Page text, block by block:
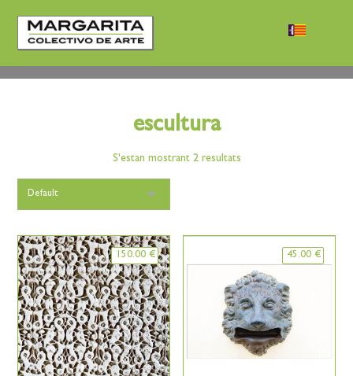
escultura
S'estan mostrant 2 resultats
150.00 € 45.00 €